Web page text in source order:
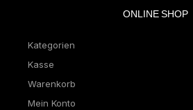
ONLINE SHOP
Kategorien
Kasse
Warenkorb
Mein Konto